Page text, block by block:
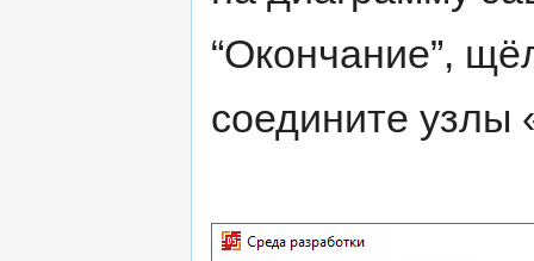
“Окончание”,
соедините узлы